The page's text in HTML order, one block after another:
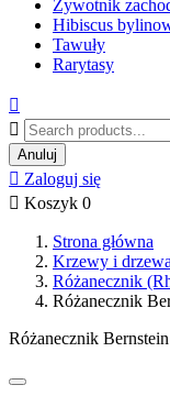
Żywotnik
Hibiscus
Tawuły
Rarytasy


Anuluj
 Zaloguj się
 Koszyk 0
Strona główna
Krzewy i
Różanecznik
Różanecznik
Różanecznik